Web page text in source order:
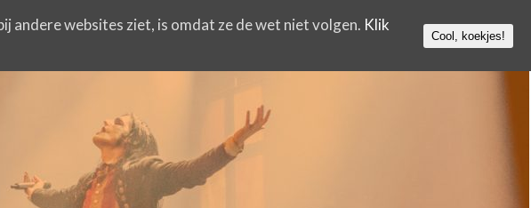
andere websites ziet, is omdat ze de wet niet volgen. Klik
Cool, koekjes!